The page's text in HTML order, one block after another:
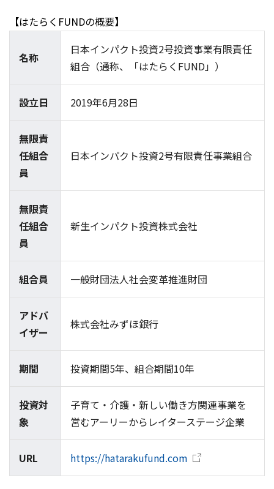
【はたらくFUNDの概要】
名称
日本インパクト投資2号投資事業有限責任
組合（通称、「はたらくFUND」）
設立日 2019年6月28日
無限責
任組合
員
日本インパクト投資2号有限責任事業組合
無限責
任組合
員
新生インパクト投資株式会社
組合員 一般財団法人社会変革推進財団
アドバ
イザー
株式会社みずほ銀行
期間 投資期間5年、組合期間10年
投資対
象
子育て・介護・新しい働き方関連事業を
営むアーリーからレイターステージ企業
URL https://hatarakufund.com